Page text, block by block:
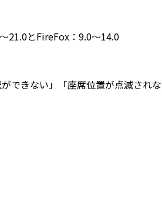
21.0とFireFox：9.0～14.0
できない」「座席位置が点滅されな